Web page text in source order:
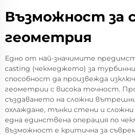
Възможност за
геометрия
Едно от най-значимите
casting (чекмеджето) за
способност да произвежда
геометрии с висока точност.
създаването на сложни вътрешни
охлаждане, тънки стени и
една единствена операция по
възможност е критична за